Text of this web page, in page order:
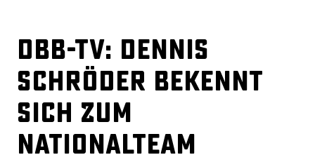
DBB-TV: Dennis
Schröder bekennt
sich zum
Nationalteam